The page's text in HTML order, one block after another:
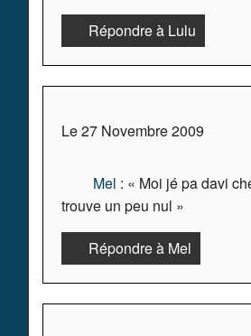
Répondre à Lulu
Le 27 Novembre 2009
Mel : « Moi jé pa davi
trouve un peu nul »
Répondre à Mel